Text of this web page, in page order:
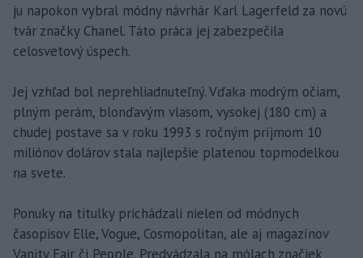
ju napokon vybral módny návrhár Karl Lagerfeld za novú
tvár značky Chanel. Táto práca jej zabezpečila
celosvetový úspech.
Jej vzhľad bol neprehliadnuteľný. Vďaka modrým očiam,
plným perám, blonďavým vlasom, vysokej (180 cm) a
chudej postave sa v roku 1993 s ročným príjmom 10
miliónov dolárov stala najlepšie platenou topmodelkou
na svete.
Ponuky na titulky prichádzali nielen od módnych
časopisov Elle, Vogue, Cosmopolitan, ale aj magazínov
Vanity Fair či People. Predvádzala na mólach značiek